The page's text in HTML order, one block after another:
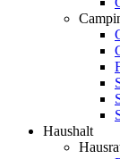
Haushalt